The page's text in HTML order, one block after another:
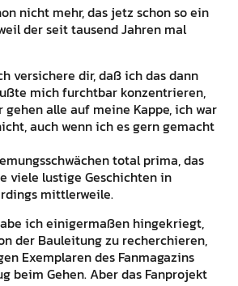
nicht mehr, das jetz schon so ein
der seit tausend Jahren mal
versichere dir, daß ich das dann
mich furchtbar konzentrieren,
alle auf meine Kappe, ich war
auch wenn ich es gern gemacht
total prima, das
viele lustige Geschichten in
mittlerweile.
ich einigermaßen hingekriegt,
der Bauleitung zu recherchieren,
Exemplaren des Fanmagazins
beim Gehen. Aber das Fanprojekt